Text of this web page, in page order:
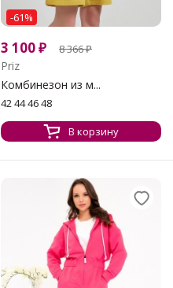
-61%
3 100₽ 8 366₽
Priz
Комбинезон из м...
42 44 46 48
В корзину